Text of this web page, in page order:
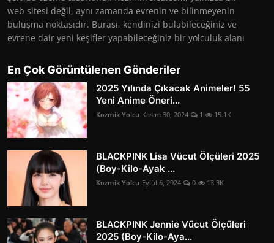
web sitesi değil, aynı zamanda evrenin ve bilinmeyenin
buluşma noktasıdır. Burası, kendinizi bulabileceğiniz ve
evrene dair yeni keşifler yapabileceğiniz bir yolculuk alanı
En Çok Görüntülenen Gönderiler
2025 Yılında Çıkacak Animeler! 55
Yeni Anime Öneri...
Kozmik Yolcu Kasım 30, 2024 1 15.1K
BLACKPINK Lisa Vücut Ölçüleri 2025
(Boy-Kilo-Ayak ...
Kozmik Yolcu Eylül 6, 2024 0 13.3K
BLACKPINK Jennie Vücut Ölçüleri
2025 (Boy-Kilo-Aya...